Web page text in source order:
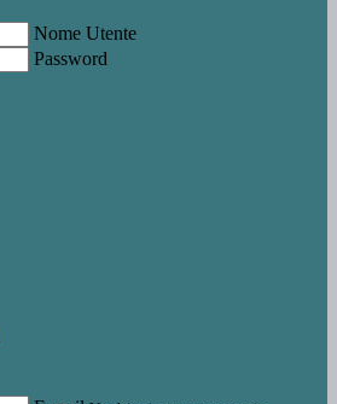
Nome Utente
Password